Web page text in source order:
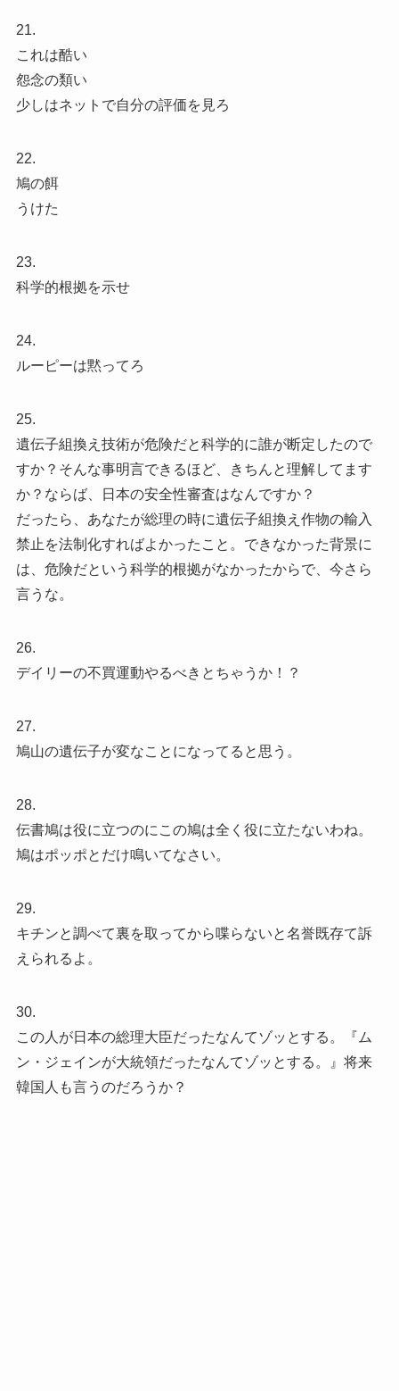
21.
これは酷い
怨念の類い
少しはネットで自分の評価を見ろ
22.
鳩の餌
うけた
23.
科学的根拠を示せ
24.
ルーピーは黙ってろ
25.
遺伝子組換え技術が危険だと科学的に誰が断定したので
すか？そんな事明言できるほど、きちんと理解してます
か？ならば、日本の安全性審査はなんですか？
だったら、あなたが総理の時に遺伝子組換え作物の輸入
禁止を法制化すればよかったこと。できなかった背景に
は、危険だという科学的根拠がなかったからで、今さら
言うな。
26.
デイリーの不買運動やるべきとちゃうか！？
27.
鳩山の遺伝子が変なことになってると思う。
28.
伝書鳩は役に立つのにこの鳩は全く役に立たないわね。
鳩はポッポとだけ鳴いてなさい。
29.
キチンと調べて裏を取ってから喋らないと名誉既存て訴
えられるよ。
30.
この人が日本の総理大臣だったなんてゾッとする。『ム
ン・ジェインが大統領だったなんてゾッとする。』将来
韓国人も言うのだろうか？